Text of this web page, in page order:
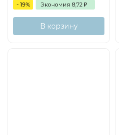
- 19% Экономия 8,72 ₽
В корзину